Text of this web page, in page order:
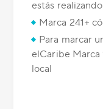
estás
Marca 241+
Para marcar
elCaribe Marca
local